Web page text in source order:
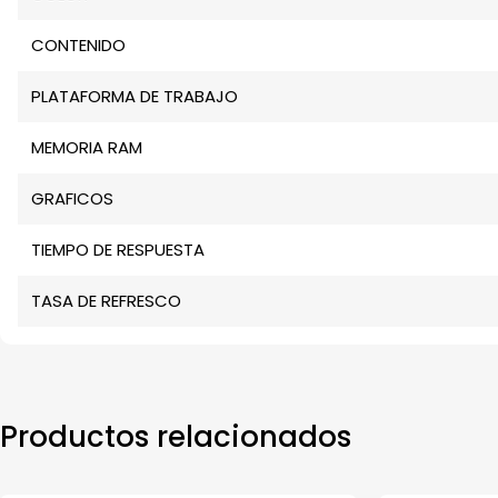
CONTENIDO
PLATAFORMA DE TRABAJO
MEMORIA RAM
GRAFICOS
TIEMPO DE RESPUESTA
TASA DE REFRESCO
Productos relacionados